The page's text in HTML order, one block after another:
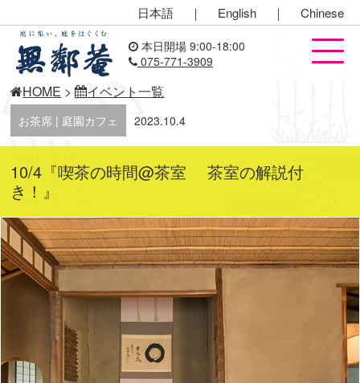
日本語 ｜ English ｜ Chinese
本日開場 9:00-18:00
075-771-3909
HOME > イベント一覧
お茶席 | 庭園カフェ 2023.10.4
10/4『喫茶の時間@茶室 茶室の解説付
き！』